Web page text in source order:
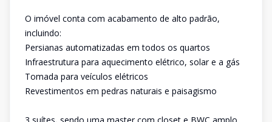
O imóvel conta com acabamento de alto padrão,
incluindo:
Persianas automatizadas em todos os quartos
Infraestrutura para aquecimento elétrico, solar e a gás
Tomada para veículos elétricos
Revestimentos em pedras naturais e paisagismo